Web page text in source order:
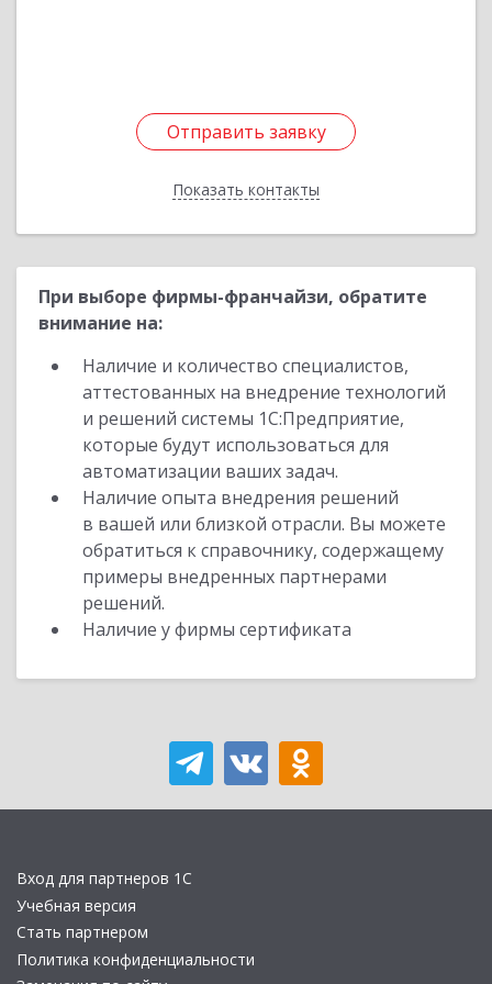
Отправить заявку
Показать контакты
Отправить заявку
Назад
При выборе фирмы-франчайзи, обратите
внимание на:
Наличие и количество специалистов,
аттестованных на внедрение технологий
и решений системы 1С:Предприятие,
которые будут использоваться для
автоматизации ваших задач.
Наличие опыта внедрения решений
в вашей или близкой отрасли. Вы можете
обратиться к справочнику, содержащему
примеры внедренных партнерами
решений.
Наличие у фирмы сертификата
Вход для партнеров 1С
Учебная версия
Стать партнером
Политика конфиденциальности